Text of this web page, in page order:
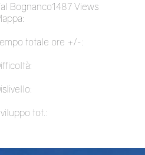
Bognanco1487 Views
totale ore +/-:
tot.: